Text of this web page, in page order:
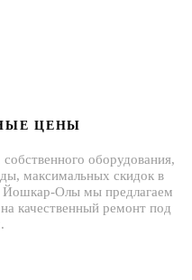
ЦЕНЫ
оборудования,
максимальных скидок в
Йошкар-Олы мы предлагаем
качественный ремонт под